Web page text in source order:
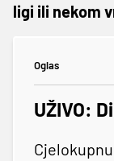
ligi ili nekom
Oglas
UŽIVO: